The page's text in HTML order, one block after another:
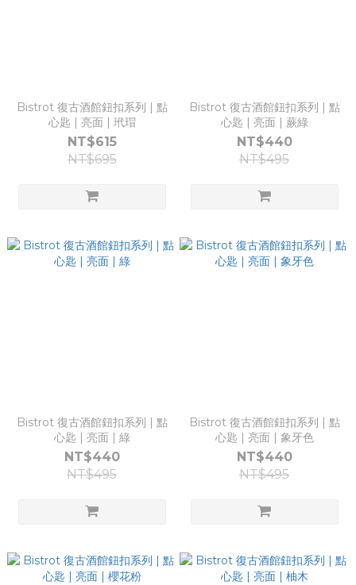
Bistrot 復古酒館鈕扣系列 | 點
心匙 | 亮面 | 玳瑁
NT$615
NT$695
Bistrot 復古酒館鈕扣系列 | 點
心匙 | 亮面 | 蕨綠
NT$440
NT$495
Bistrot 復古酒館鈕扣系列 | 點
心匙 | 亮面 | 綠
NT$440
NT$495
Bistrot 復古酒館鈕扣系列 | 點
心匙 | 亮面 | 象牙色
NT$440
NT$495